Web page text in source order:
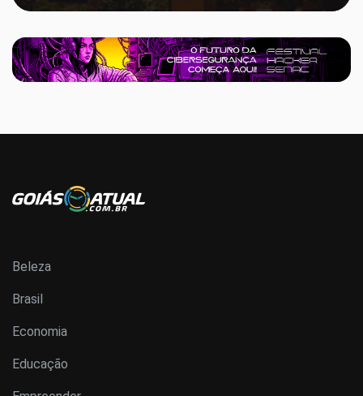
Beleza
Brasil
Economia
Educação